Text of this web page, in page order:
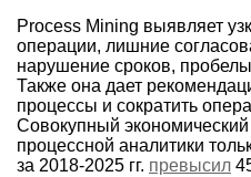
Process Mining выявляет
операции, лишние
нарушение сроков,
Также она дает
процессы и сократить
Совокупный
процессной аналитики
за 2018-2025 гг. превысил